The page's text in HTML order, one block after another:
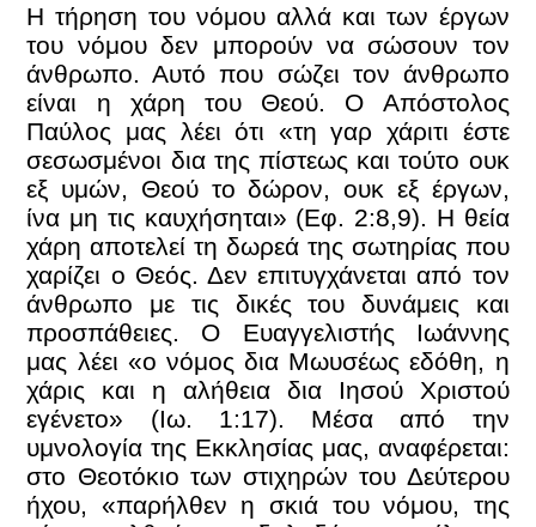
Η τήρηση του νόμου αλλά και των έργων
του νόμου δεν μπορούν να σώσουν τον
άνθρωπο. Αυτό που σώζει τον άνθρωπο
είναι η χάρη του Θεού. Ο Απόστολος
Παύλος μας λέει ότι «τη γαρ χάριτι έστε
σεσωσμένοι δια της πίστεως και τούτο ουκ
εξ υμών, Θεού το δώρον, ουκ εξ έργων,
ίνα μη τις καυχήσηται» (Εφ. 2:8,9). Η θεία
χάρη αποτελεί τη δωρεά της σωτηρίας που
χαρίζει ο Θεός. Δεν επιτυγχάνεται από τον
άνθρωπο με τις δικές του δυνάμεις και
προσπάθειες. Ο Ευαγγελιστής Ιωάννης
μας λέει «ο νόμος δια Μωυσέως εδόθη, η
χάρις και η αλήθεια δια Ιησού Χριστού
εγένετο» (Ιω. 1:17). Μέσα από την
υμνολογία της Εκκλησίας μας, αναφέρεται:
στο Θεοτόκιο των στιχηρών του Δεύτερου
ήχου, «παρήλθεν η σκιά του νόμου, της